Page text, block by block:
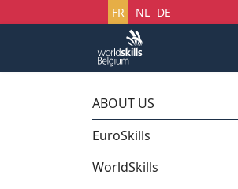
Sélectionnez votre langue
FR NL DE
ABOUT US
EuroSkills
WorldSkills